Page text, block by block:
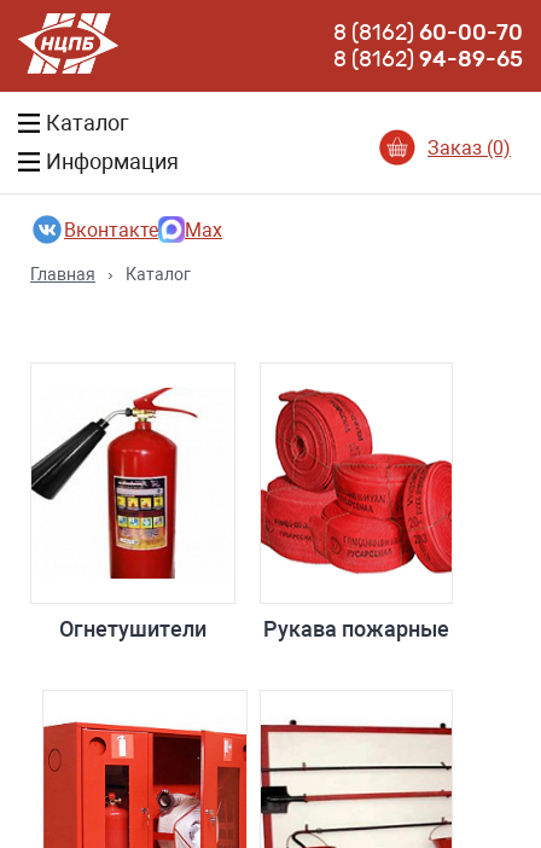
8 (8162)60-00-70
8 (8162)94-89-65
Каталог
Информация
Заказ (0)
Вконтакте Max
Главная › Каталог
Огнетушители Рукава пожарные